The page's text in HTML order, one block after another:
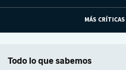
MÁS CRÍTICAS
Todo lo que sabemos